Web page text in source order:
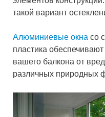
такой вариант
Алюминиевые окна со
пластика
вашего балкона от
различных природных